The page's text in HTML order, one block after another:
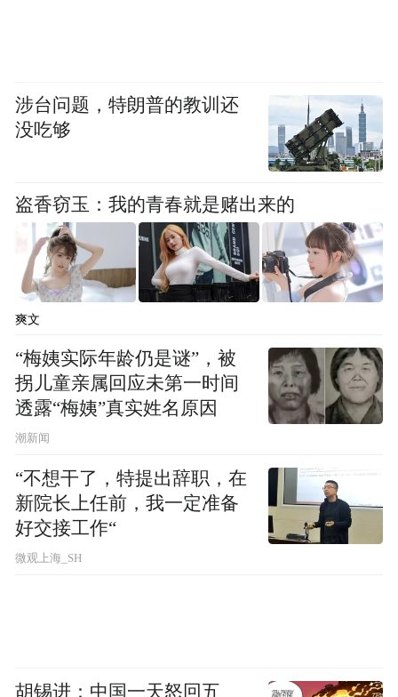
完，就夜里12点多了。”
更多的不便在日常生活中，比如体育课上，
小明不敢大力跳远。“一个男孩子，跳远的时
候象征性跳一下，那多没面子。”李先生说。
更深的焦虑是无时无刻的忧惧——班主任一
个电话说孩子不舒服，普通家长可能觉得吃
坏了肚子，他的第一反应是：赶紧算一下孩
子体内的凝血因子浓度还剩多少。
涉台问题，特朗普的教训还
没吃够
盗香窃玉：我的青春就是赌出来的
爽文
“梅姨实际年龄仍是谜”，被
拐儿童亲属回应未第一时间
透露“梅姨”真实姓名原因
潮新闻
“不想干了，特提出辞职，在
新院长上任前，我一定准备
好交接工作“
微观上海_SH
胡锡进：中国一天怒回五